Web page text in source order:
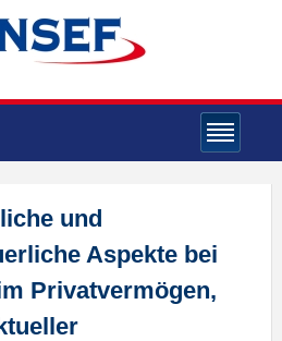
und
Aspekte bei
Privatvermögen,